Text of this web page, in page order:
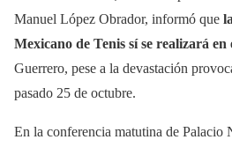
Manuel López Obrador, informó que
Mexicano de Tenis sí se realizará
Guerrero, pese a la devastación
pasado 25 de octubre.
En la conferencia matutina de Palacio